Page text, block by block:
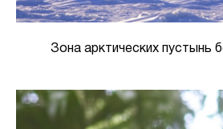
Зона арктических пустынь